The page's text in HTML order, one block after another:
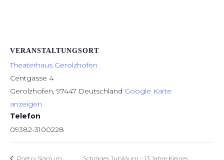
VERANSTALTUNGSORT
Theaterhaus Gerolzhofen
Centgasse 4
Gerolzhofen, 97447 Deutschland Google Karte
anzeigen
Telefon
09382-3100228
Poetry Slam im Schräges Jubiläum – 13 Jahre Kleines